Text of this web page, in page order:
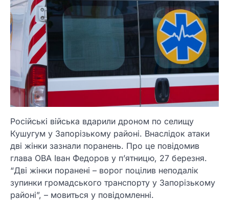
Російські війська вдарили дроном по селищу
Кушугум у Запорізькому районі. Внаслідок атаки
дві жінки зазнали поранень. Про це повідомив
глава ОВА Іван Федоров у п’ятницю, 27 березня.
“Дві жінки поранені – ворог поцілив неподалік
зупинки громадського транспорту у Запорізькому
районі”, – мовиться у повідомленні.